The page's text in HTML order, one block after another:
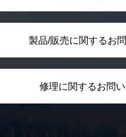
製品/販売に関するお
修理に関するお問